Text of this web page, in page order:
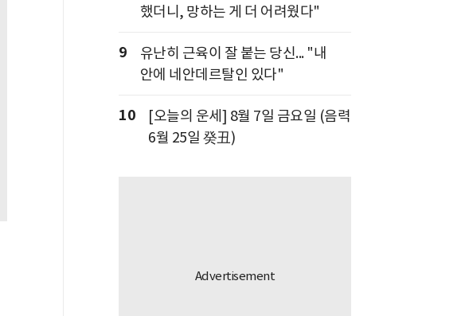
했더니, 망하는 게 더 어려웠다"
9
유난히 근육이 잘 붙는 당신... "내
안에 네안데르탈인 있다"
10
[오늘의 운세] 8월 7일 금요일 (음력
6월 25일 癸丑)